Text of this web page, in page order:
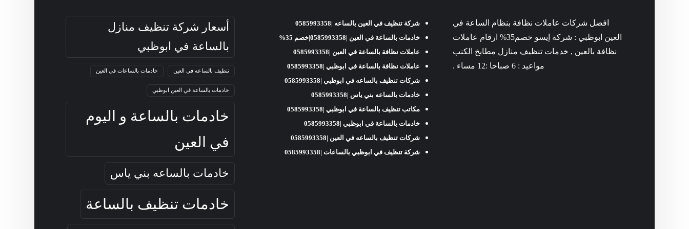
افضل شركات عاملات نظافة بنظام الساعة في
العين ابوظبي : شركة إيسو خصم35% ارقام عاملات
نظافة بالعين , خدمات تنظيف منازل مطابخ الكنب
مواعيد : 6 صباحا :12 مساء .
شركة تنظيف في العين بالساعه |0585993358
خادمات بالساعة في العين |0585993358|خصم 35%
عاملات نظافة بالساعة في العين |0585993358
عاملات نظافة بالساعة في ابوظبي |0585993358
شركات تنظيف بالساعه في ابوظبي |0585993358
خادمات بالساعه بني ياس |0585993358
مكاتب تنظيف بالساعة في ابوظبي |0585993358
خادمات بالساعة في ابوظبي |0585993358
شركات تنظيف بالساعه في العين |0585993358
شركة تنظيف في ابوظبي بالساعات |0585993358
أسعار شركة تنظيف منازل
بالساعة في ابوظبي
تنظيف بالساعه في العين خادمات بالساعات في العين
خادمات بالساعة في العين ابوظبي
خادمات بالساعة و اليوم
في العين
خادمات بالساعه بني ياس
خادمات تنظيف بالساعة